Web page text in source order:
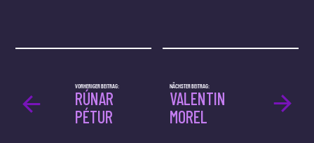
NÄCHSTER BEITRAG:
VALENTIN
MOREL
VORHERIGER BEITRAG:
RÚNAR
PÉTUR